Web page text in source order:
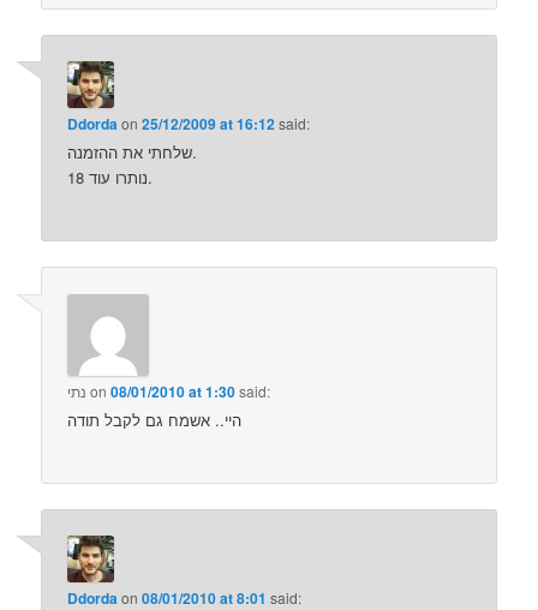
Ddordaon25/12/2009 at 16:12said:
שלחתי את ההזמנה.
נותרו עוד 18.
נתי on08/01/2010 at 1:30said:
היי.. אשמח גם לקבל תודה
Ddordaon08/01/2010 at 8:01 said: